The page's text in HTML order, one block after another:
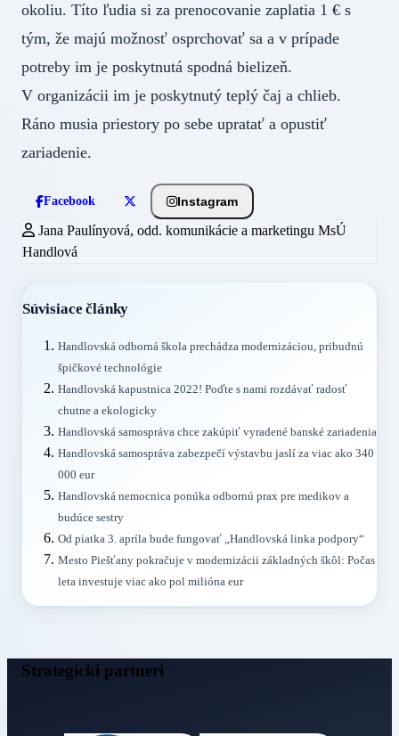
okoliu. Títo ľudia si za prenocovanie zaplatia 1 € s
tým, že majú možnosť osprchovať sa a v prípade
potreby im je poskytnutá spodná bielizeň.
V organizácii im je poskytnutý teplý čaj a chlieb.
Ráno musia priestory po sebe upratať a opustiť
zariadenie.
Facebook Instagram
Jana Paulínyová, odd. komunikácie a marketingu MsÚ
Handlová
Súvisiace články
Handlovská odborná škola prechádza modernizáciou, pribudnú
špičkové technológie
Handlovská kapustnica 2022! Poďte s nami rozdávať radosť
chutne a ekologicky
Handlovská samospráva chce zakúpiť vyradené banské zariadenia
Handlovská samospráva zabezpečí výstavbu jaslí za viac ako 340
000 eur
Handlovská nemocnica ponúka odbornú prax pre medikov a
budúce sestry
Od piatka 3. apríla bude fungovať „Handlovská linka podpory“
Mesto Piešťany pokračuje v modernizácii základných škôl: Počas
leta investuje viac ako pol milióna eur
Strategickí partneri